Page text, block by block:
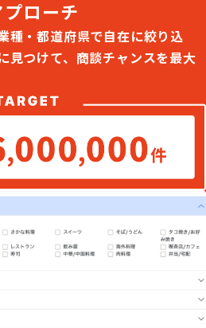
ローチ
種・都道府県で自在に絞り込
見つけて、商談チャンスを最大